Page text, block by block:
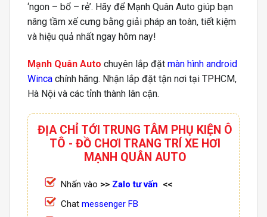
‘ngon – bổ – rẻ’. Hãy để Mạnh Quân Auto giúp bạn
nâng tầm xế cưng bằng giải pháp an toàn, tiết kiệm
và hiệu quả nhất ngay hôm nay!
Mạnh Quân Auto chuyên lắp đặt màn hình android
Winca chính hãng. Nhận lắp đặt tận nơi tại TPHCM,
Hà Nội và các tỉnh thành lân cận.
ĐỊA CHỈ TỚI TRUNG TÂM PHỤ KIỆN Ô
TÔ - ĐỒ CHƠI TRANG TRÍ XE HƠI
MẠNH QUÂN AUTO
Nhấn vào >> Zalo tư vấn <<
Chat messenger FB